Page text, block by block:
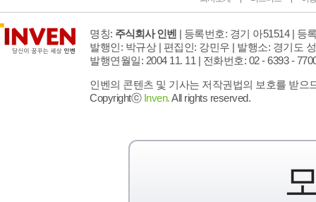
명칭: 주식회사 인벤 | 등록번호: 경기 아51514 | 등
발행인: 박규상 | 편집인: 강민우 | 발행소: 경기도
발행연월일: 2004 11. 11 | 전화번호: 02 - 6393 -
인벤의 콘텐츠 및 기사는 저작권법의 보호를 받으
Copyrightⓒ Inven.All rights reserved.